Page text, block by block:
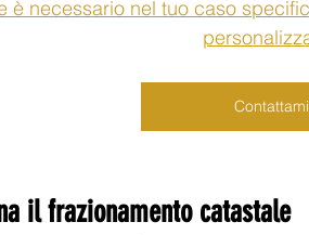
è necessario nel tuo caso
Contattami
il frazionamento catastale